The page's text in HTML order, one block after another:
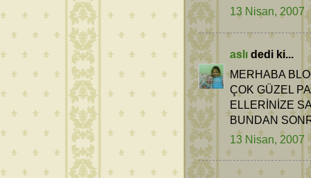
13 Nisan, 2007
aslı dedi ki...
MERHABA
ÇOK GÜZEL
ELLERİNİZE
BUNDAN
13 Nisan, 2007